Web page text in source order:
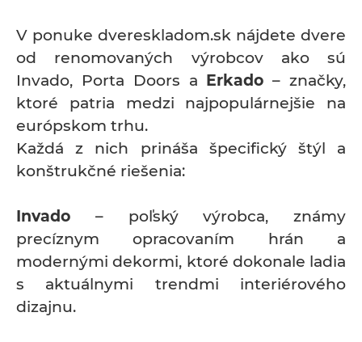
V ponuke dvereskladom.sk nájdete dvere
od renomovaných výrobcov ako sú
Invado, Porta Doors a Erkado – značky,
ktoré patria medzi najpopulárnejšie na
európskom trhu.
Každá z nich prináša špecifický štýl a
konštrukčné riešenia:
Invado – poľský výrobca, známy
precíznym opracovaním hrán a
modernými dekormi, ktoré dokonale ladia
s aktuálnymi trendmi interiérového
dizajnu.